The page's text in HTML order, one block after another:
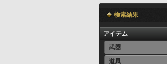
検索結果
アイテム
武器
道具